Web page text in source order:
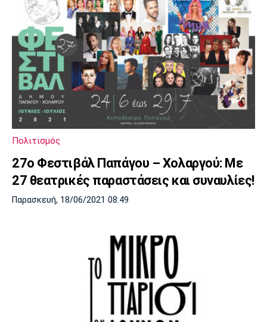
Πολιτισμός
27ο Φεστιβάλ Παπάγου – Χολαργού: Με
27 θεατρικές παραστάσεις και συναυλίες!
Παρασκευή, 18/06/2021 08:49